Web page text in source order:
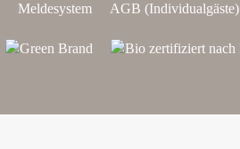
Meldesystem AGB (Individualgäste)